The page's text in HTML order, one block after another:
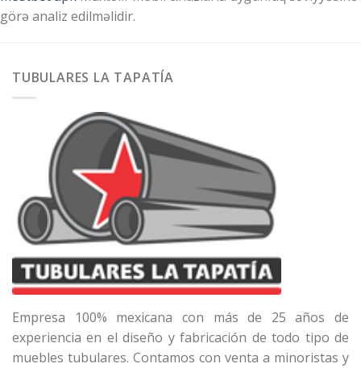
görə analiz edilməlidir.
TUBULARES LA TAPATÍA
Empresa 100% mexicana con más de 25 años de
experiencia en el diseño y fabricación de todo tipo de
muebles tubulares. Contamos con venta a minoristas y